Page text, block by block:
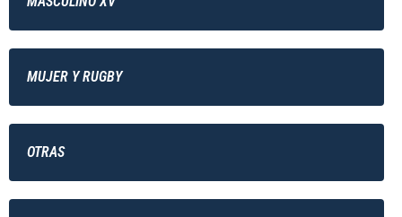
MUJER Y RUGBY
OTRAS